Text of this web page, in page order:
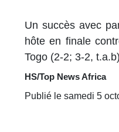
Un succès avec
hôte en finale
Togo (2-2; 3-2,
HS/Top News Africa
Publié le samedi 5